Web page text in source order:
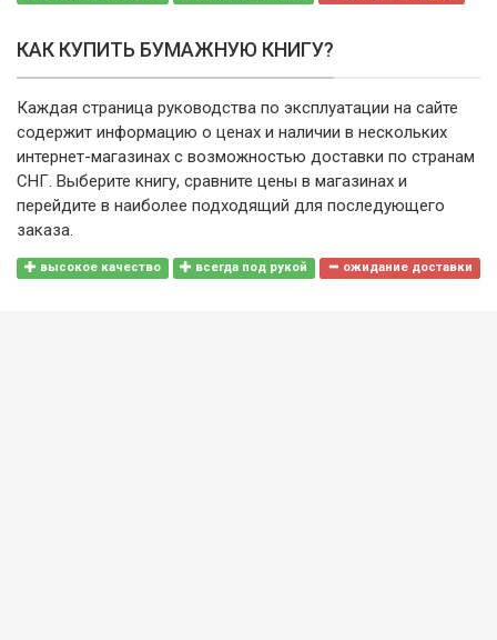
КАК КУПИТЬ БУМАЖНУЮ КНИГУ?
Каждая страница руководства по эксплуатации на сайте
содержит информацию о ценах и наличии в нескольких
интернет-магазинах с возможностью доставки по странам
СНГ. Выберите книгу, сравните цены в магазинах и
перейдите в наиболее подходящий для последующего
заказа.
высокое качество всегда под рукой ожидание доставки